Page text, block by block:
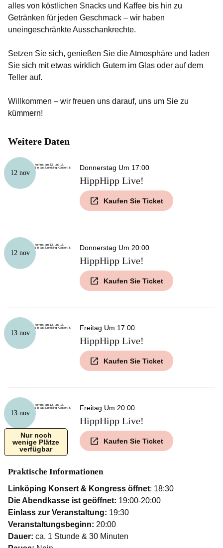
alles von köstlichen Snacks und Kaffee bis hin zu
Getränken für jeden Geschmack – wir haben
uneingeschränkte Ausschankrechte.
Setzen Sie sich, genießen Sie die Atmosphäre und laden
Sie sich mit etwas wirklich Gutem im Glas oder auf dem
Teller auf.
Willkommen – wir freuen uns darauf, uns um Sie zu
kümmern!
Weitere Daten
12 nov
Donnerstag Um 17:00
HippHipp Live!
Kaufen Sie Ticket
12 nov
Donnerstag Um 20:00
HippHipp Live!
Kaufen Sie Ticket
13 nov
Freitag Um 17:00
HippHipp Live!
Kaufen Sie Ticket
13 nov
Nur noch
wenige Plätze
verfügbar
Freitag Um 20:00
HippHipp Live!
Kaufen Sie Ticket
Praktische Informationen
Linköping Konsert & Kongress öffnet: 18:30
Die Abendkasse ist geöffnet: 19:00-20:00
Einlass zur Veranstaltung: 19:30
Veranstaltungsbeginn: 20:00
Dauer: ca. 1 Stunde & 30 Minuten